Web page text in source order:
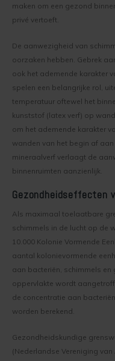
Gipsplaten verven
Hout binnen verven
Kelder verven
Kaleien
Keim gevelverf
Keim kalkverf
Wat is afwasbare muurverf
Muur Impregneren
Onderhoud bij Keim verf
Keim Soldalan kleuren
Concreton Black betonverf
Concreton-C
Contact-Plus
Concreton-W
Design Lasur
Eco-paint-Stripper
Granital
Lignosil Color
Lignosil HRP
Lignosil Inco
maken om een gezond
privé vertoeft.
De aanwezigheid van
oorzaken hebben. Gebrek
ook het ademende karakter
spelen een belangrijke rol,
temperatuur oftewel het
kunststof (latex verf) op
om het ademende karakter
wanden van het begin af
mineraalverf verlaagt de
binnenruimten aanzienlijk.
Gezondheidseffecten
Als maximaal toelaatbare
schimmels in de lucht op de
10.000 Kolonie Vormende
aantal kolonievormende
aan bacteriën, schimmels en
oppervlakte wordt
de concentratie aan
worden berekend.
Gezondheidskundige
(Nederlandse Vereniging